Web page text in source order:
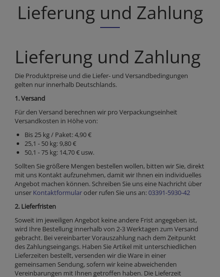
Lieferung und Zahlung
Lieferung und Zahlung
Die Produktpreise und die Liefer- und Versandbedingungen
gelten nur innerhalb Deutschlands.
1. Versand
Für den Versand berechnen wir pro Verpackungseinheit
Versandkosten in Höhe von:
Bis 25 kg / Paket: 4,90 €
25,1 - 50 kg: 9,80 €
50,1 - 75 kg: 14,70 € usw.
Sollten Sie größere Mengen bestellen wollen, bitten wir Sie, direkt
mit uns Kontakt aufzunehmen, damit wir Ihnen ein individuelles
Angebot machen können. Schreiben Sie uns eine Nachricht über
unser Kontaktformularoder rufen Sie uns an:03391-5930-42
2. Lieferfristen
Soweit im jeweiligen Angebot keine andere Frist angegeben ist,
wird Ihre Bestellung innerhalb von 2-3 Werktagen zum Versand
gebracht. Bei vereinbarter Vorauszahlung nach dem Zeitpunkt
des Zahlungseingangs. Haben Sie Artikel mit unterschiedlichen
Lieferzeiten bestellt, versenden wir die Ware in einer
gemeinsamen Sendung, sofern wir keine abweichenden
Vereinbarungen mit Ihnen getroffen haben. Die Lieferzeit